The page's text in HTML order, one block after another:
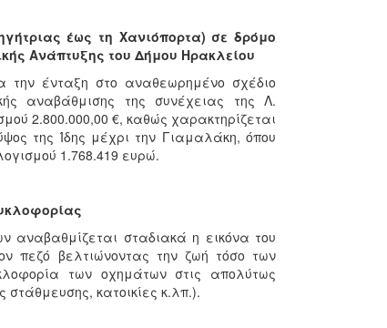
έως τη Χανιόπορτα) σε δρόμο
Ανάπτυξης του Δήμου Ηρακλείου
την ένταξη στο αναθεωρημένο σχέδιο
αναβάθμισης της συνέχειας της Λ.
2.800.000,00 €, καθώς χαρακτηρίζεται
της Ίδης μέχρι την Γιαμαλάκη, όπου
1.768.419 ευρώ.
αναβαθμίζεται σταδιακά η εικόνα του
πεζό βελτιώνοντας την ζωή τόσο των
των οχημάτων στις απολύτως
κατοικίες κ.λπ.).